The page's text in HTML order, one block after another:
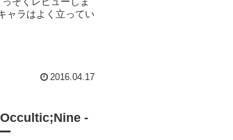
ャラはよく立ってい
2016.04.17
Occultic;Nine -